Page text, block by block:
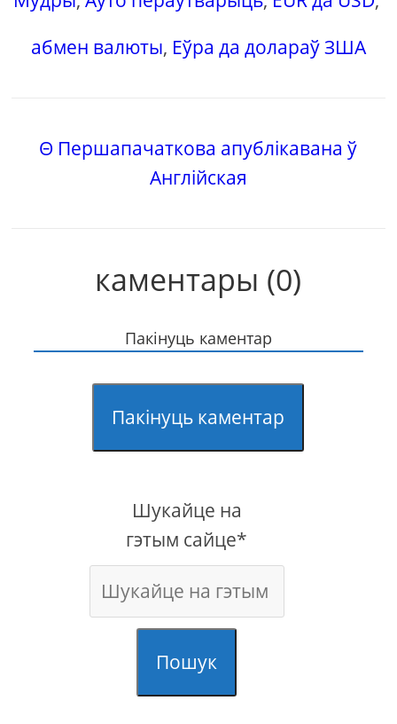
абмен валюты, Еўра да долараў ЗША
Θ Першапачаткова апублікавана ў
Англійская
каментары (0)
Пакінуць каментар
Пакінуць каментар
Шукайце на
гэтым сайце*
Пошук